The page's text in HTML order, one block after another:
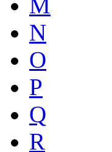
M
N
O
P
Q
R